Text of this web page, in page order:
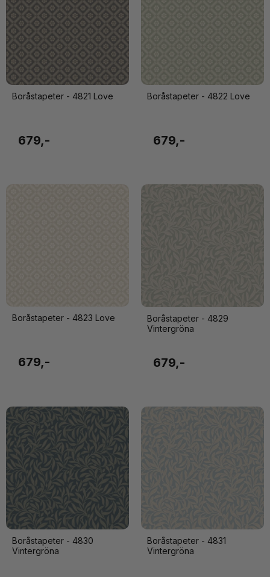
Boråstapeter - 4821 Love
679,-
Boråstapeter - 4822 Love
679,-
Boråstapeter - 4823 Love
679,-
Boråstapeter - 4829
Vintergröna
679,-
Boråstapeter - 4830
Vintergröna
Boråstapeter - 4831
Vintergröna